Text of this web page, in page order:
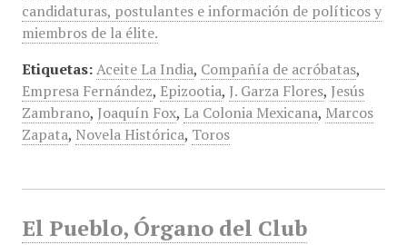
candidaturas, postulantes e información de políticos y
miembros de la élite.
Etiquetas: Aceite La India, Compañía de acróbatas,
Empresa Fernández, Epizootia, J. Garza Flores, Jesús
Zambrano, Joaquín Fox, La Colonia Mexicana, Marcos
Zapata, Novela Histórica, Toros
El Pueblo, Órgano del Club